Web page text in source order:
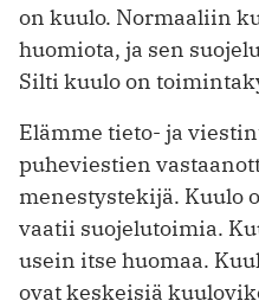
on kuulo. Normaaliin
huomiota, ja sen
Silti kuulo on
Elämme tieto- ja
puheviestien
menestystekijä. Kuulo
vaatii suojelutoimia.
usein itse huomaa.
ovat keskeisiä